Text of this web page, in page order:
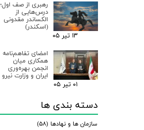
رهبری از صف اول؛
درس‌هایی از
الکساندر مقدونی
(اسکندر)
۱۳ تیر ۰۵
امضای تفاهم‌نامه
همکاری میان
انجمن بهره‌وری
ایران و وزارت نیرو
۰۱ تیر ۰۵
دسته بندی ها
سازمان ها و نهادها (۵۸)